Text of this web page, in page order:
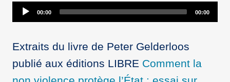
Audio
Player
00:00 00:00
Extraits du livre de Peter Gelderloos
publié aux éditions LIBRE Comment la